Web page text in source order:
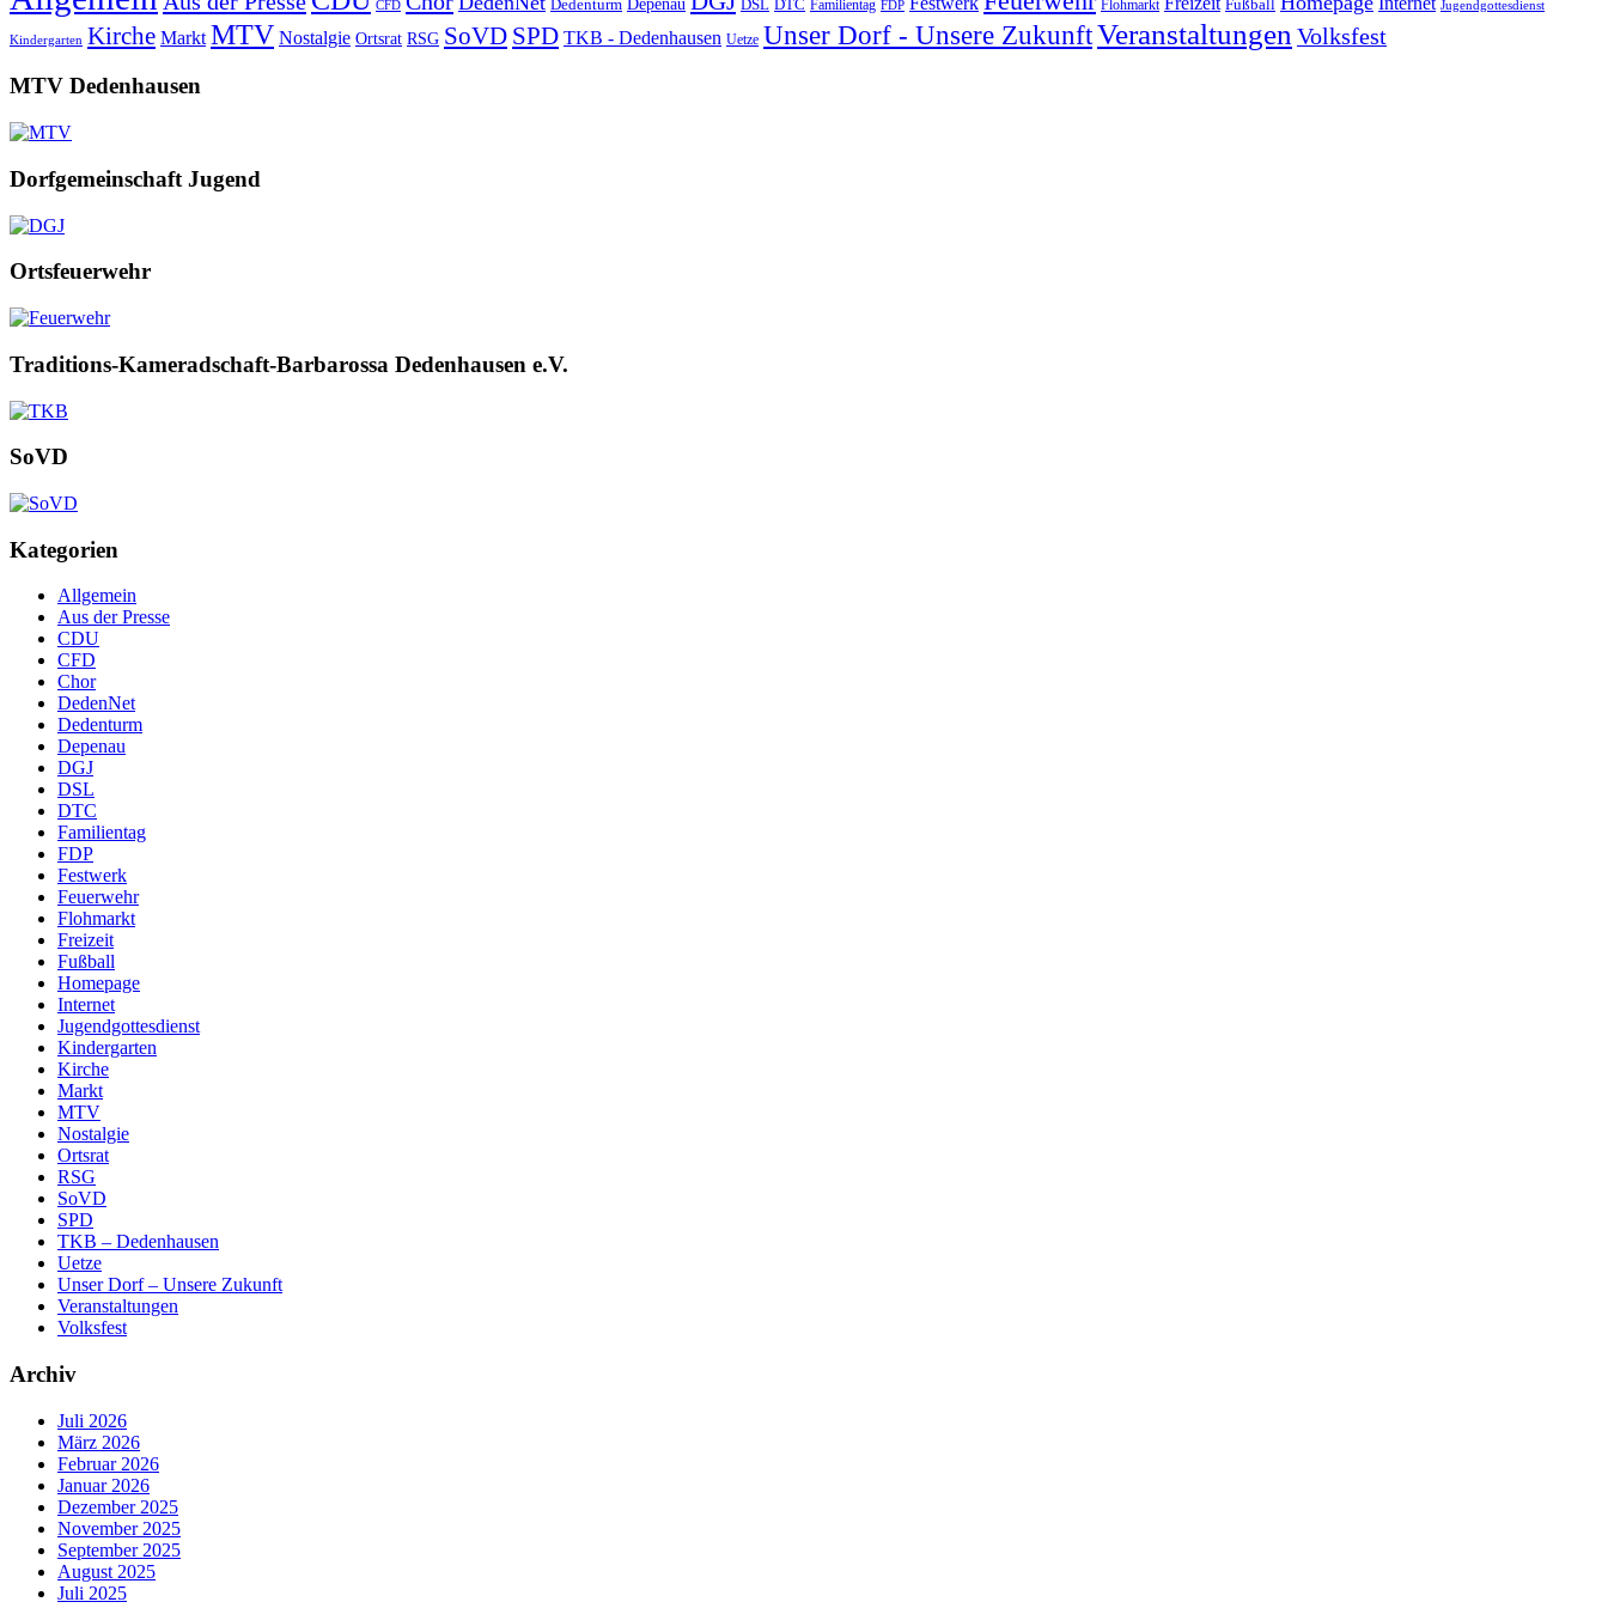
CFD Dedenturm DSL DTC Familientag FDP Flohmarkt Fußball Jugendgottesdienst
Kindergarten Kirche Markt MTV Nostalgie Ortsrat RSG SoVD SPD TKB - Dedenhausen Uetze Unser Dorf - Unsere ZukunftVeranstaltungen Volksfest
MTV Dedenhausen
Dorfgemeinschaft Jugend
Ortsfeuerwehr
Traditions-Kameradschaft-Barbarossa Dedenhausen e.V.
SoVD
Kategorien
Allgemein
Aus der Presse
CDU
CFD
Chor
DedenNet
Dedenturm
Depenau
DGJ
DSL
DTC
Familientag
FDP
Festwerk
Feuerwehr
Flohmarkt
Freizeit
Fußball
Homepage
Internet
Jugendgottesdienst
Kindergarten
Kirche
Markt
MTV
Nostalgie
Ortsrat
RSG
SoVD
SPD
TKB – Dedenhausen
Uetze
Unser Dorf – Unsere Zukunft
Veranstaltungen
Volksfest
Archiv
Juli 2026
März 2026
Februar 2026
Januar 2026
Dezember 2025
November 2025
September 2025
August 2025
Juli 2025